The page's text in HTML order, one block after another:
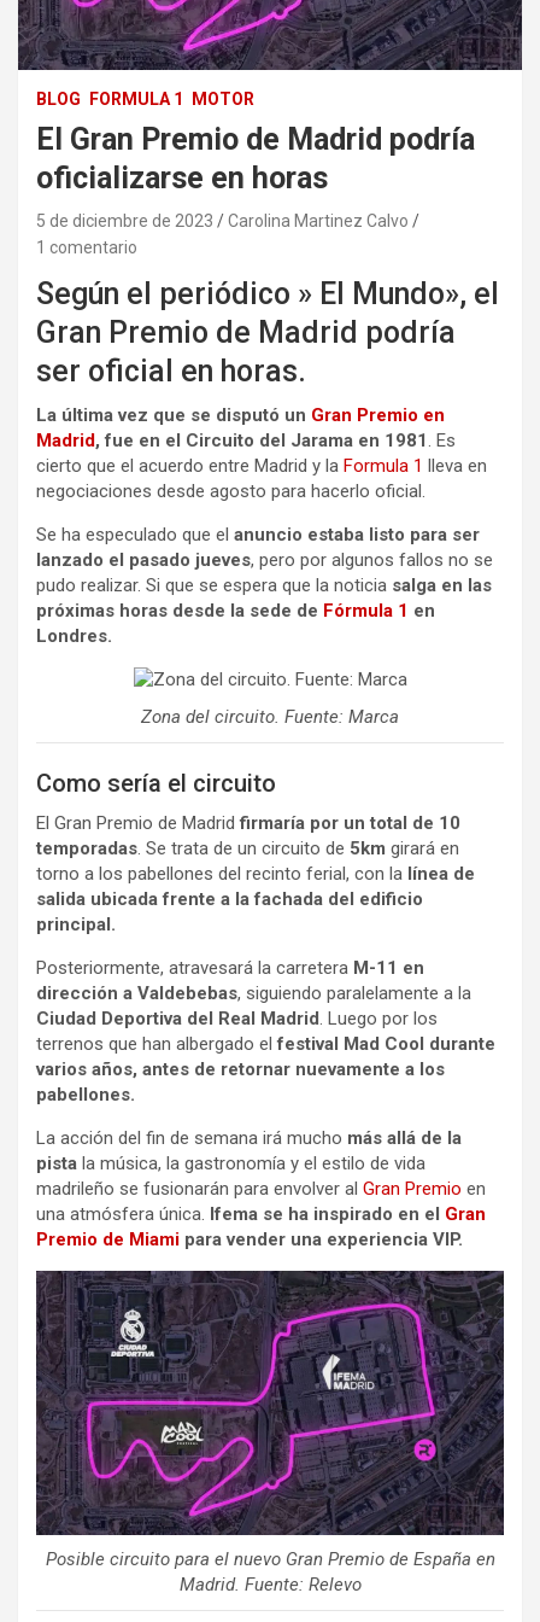
BLOG FORMULA 1 MOTOR
El Gran Premio de Madrid podría
oficializarse en horas
5 de diciembre de 2023
Carolina Martinez Calvo
1 comentario
Según el periódico » El Mundo», el
Gran Premio de Madrid podría
ser oficial en horas.
La última vez que se disputó un Gran Premio en
Madrid, fue en el Circuito del Jarama en 1981. Es
cierto que el acuerdo entre Madrid y la Formula 1
lleva en
negociaciones desde agosto para hacerlo oficial.
Se ha especulado que el anuncio estaba listo para ser
lanzado el pasado jueves, pero por algunos fallos no se
pudo realizar. Si que se espera que la noticia salga en las
próximas horas desde la sede de Fórmula 1 en
Londres.
Zona del circuito. Fuente: Marca
Como sería el circuito
El Gran Premio de Madridfirmaría por un total de 10
temporadas. Se trata de un circuito de 5km girará en
torno a los pabellones del recinto ferial, con la línea de
salida ubicada frente a la fachada del edificio
principal.
Posteriormente, atravesará la carretera M-11 en
dirección a Valdebebas, siguiendo paralelamente a la
Ciudad Deportiva del Real Madrid. Luego por los
terrenos que han albergado el festival Mad Cool durante
varios años, antes de retornar nuevamente a los
pabellones.
La acción del fin de semana irá mucho más allá de la
pista la música, la gastronomía y el estilo de vida
madrileño se fusionarán para envolver al Gran Premio en
una atmósfera única. Ifema se ha inspirado en el Gran
Premio de Miami para vender una experiencia VIP.
Posible circuito para el nuevo Gran Premio de España en
Madrid. Fuente: Relevo